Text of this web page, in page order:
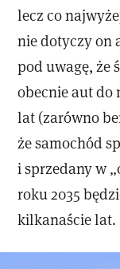
lecz co
nie dotyczy on
pod uwagę, że
obecnie aut do
lat (zarówno
że samochód
i sprzedany w
roku 2035
kilkanaście lat.